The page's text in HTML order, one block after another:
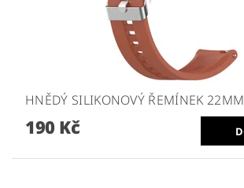
HNĚDÝ SILIKONOVÝ ŘEMÍNEK 22MM
190 Kč